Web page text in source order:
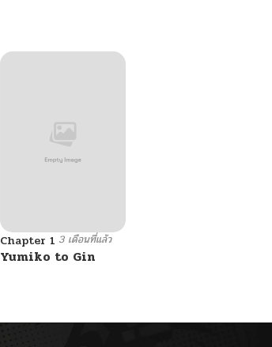
Chapter 1 3 เดือนที่แล้ว
Yumiko to Gin